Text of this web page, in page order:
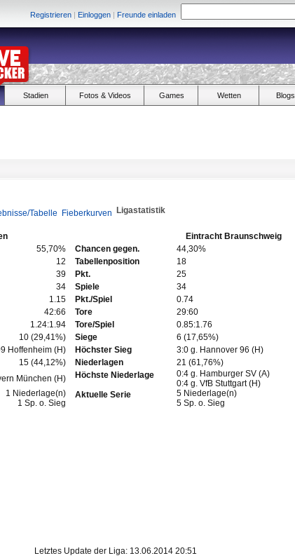
Registrieren | Einloggen | Freunde einladen
Stadien Fotos & Videos Games Wetten Blogs
Tabelle Fieberkurven Ligastatistik
Eintracht Braunschweig
55,70%
Chancen gegen.
44,30%
12
Tabellenposition
18
39
Pkt.
25
34
Spiele
34
1.15
Pkt./Spiel
0.74
42:66
Tore
29:60
1.24:1.94
Tore/Spiel
0.85:1.76
10 (29,41%)
Siege
6 (17,65%)
Hoffenheim (H)
Höchster Sieg
3:0 g. Hannover 96 (H)
15 (44,12%)
Niederlagen
21 (61,76%)
München (H)
Höchste Niederlage
0:4 g. Hamburger SV (A)
0:4 g. VfB Stuttgart (H)
1 Niederlage(n)
1 Sp. o. Sieg
Aktuelle Serie
5 Niederlage(n)
5 Sp. o. Sieg
Letztes Update der Liga: 13.06.2014 20:51